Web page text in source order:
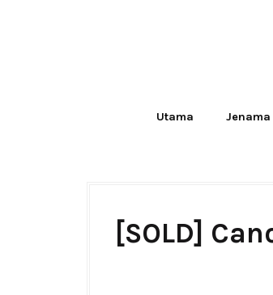
Utama Jenama
[SOLD]